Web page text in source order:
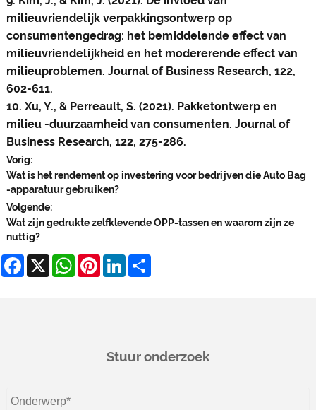
milieuvriendelijk verpakkingsontwerp op
consumentengedrag: het bemiddelende effect van
milieuvriendelijkheid en het modererende effect van
milieuproblemen. Journal of Business Research, 122,
602-611.
10. Xu, Y., & Perreault, S. (2021). Pakketontwerp en
milieu -duurzaamheid van consumenten. Journal of
Business Research, 122, 275-286.
Vorig:
Wat is het rendement op investering voor bedrijven die Auto Bag
-apparatuur gebruiken?
Volgende:
Wat zijn gedrukte zelfklevende OPP-tassen en waarom zijn ze
nuttig?
Facebook
X WhatsApp
PinterestLinkedIn
Stuur onderzoek